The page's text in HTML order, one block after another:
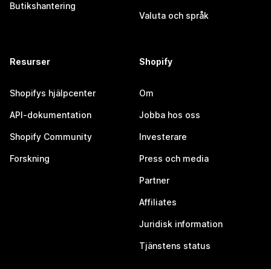
Butikshantering
Valuta och språk
Resurser
Shopifys hjälpcenter
API-dokumentation
Shopify Community
Forskning
Shopify
Om
Jobba hos oss
Investerare
Press och media
Partner
Affiliates
Juridisk information
Tjänstens status